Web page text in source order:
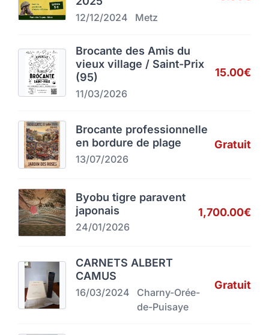
12/12/2024 Metz
Brocante des Amis du
vieux village / Saint-Prix
(95)
11/03/2026
15.00€
Brocante professionnelle
en bordure de plage
13/07/2026
Gratuit
Byobu tigre paravent
japonais
24/01/2026
1,700.00€
CARNETS ALBERT
CAMUS
16/03/2024
Charny-Orée-
de-Puisaye
Gratuit